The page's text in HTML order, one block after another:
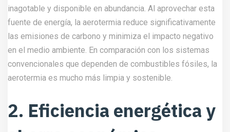
inagotable y disponible en abundancia. Al aprovechar esta
fuente de energía, la aerotermia reduce significativamente
las emisiones de carbono y minimiza el impacto negativo
en el medio ambiente. En comparación con los sistemas
convencionales que dependen de combustibles fósiles, la
aerotermia es mucho más limpia y sostenible.
2. Eficiencia energética y